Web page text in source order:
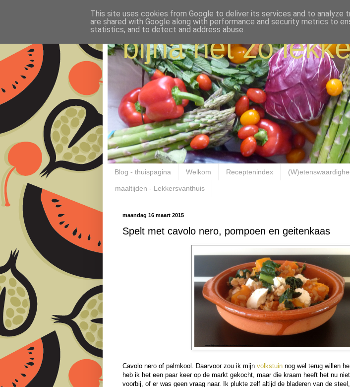
bijna net zo
Blog - thuispagina Welkom Receptenindex
maaltijden - Lekkersvanthuis
maandag 16 maart 2015
Spelt met cavolo nero, pompoen en geitenkaas
Cavolo nero of palmkool. Daarvoor zou ik mijn volkstuin nog wel terug willen
heb ik het een paar keer op de markt gekocht, maar die kraam heeft het nu
voorbij, of er was geen vraag naar. Ik plukte zelf altijd de bladeren van de
This site uses cookies from Google to deliver its services and to analyze
are shared with Google along with performance and security metrics to
statistics, and to detect and address abuse.